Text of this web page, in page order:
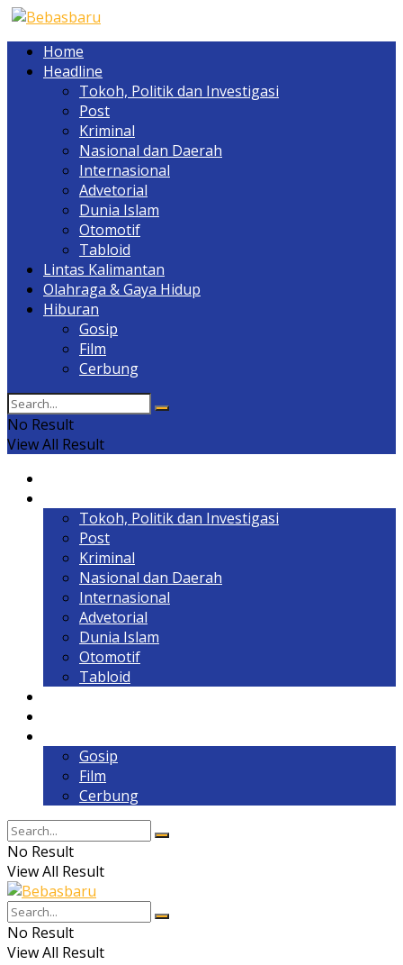
Home
Headline
Tokoh, Politik dan Investigasi
Post
Kriminal
Nasional dan Daerah
Internasional
Advetorial
Dunia Islam
Otomotif
Tabloid
Lintas Kalimantan
Olahraga & Gaya Hidup
Hiburan
Gosip
Film
Cerbung
No Result
View All Result
Tokoh, Politik dan Investigasi
Post
Kriminal
Nasional dan Daerah
Internasional
Advetorial
Dunia Islam
Otomotif
Tabloid
Gosip
Film
Cerbung
No Result
View All Result
No Result
View All Result